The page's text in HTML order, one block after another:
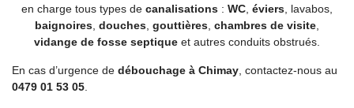
en charge tous types de canalisations : WC, éviers, lavabos,
baignoires, douches, gouttières, chambres de visite,
vidange de fosse septique et autres conduits obstrués.
En cas d’urgence de débouchage à Chimay, contactez-nous au
0479 01 53 05.